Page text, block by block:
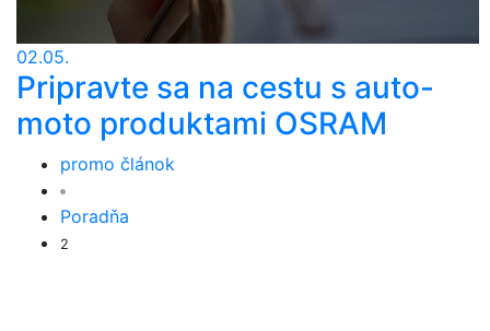
02.05.
Pripravte sa na cestu s auto-
moto produktami OSRAM
promo článok
Poradňa
2